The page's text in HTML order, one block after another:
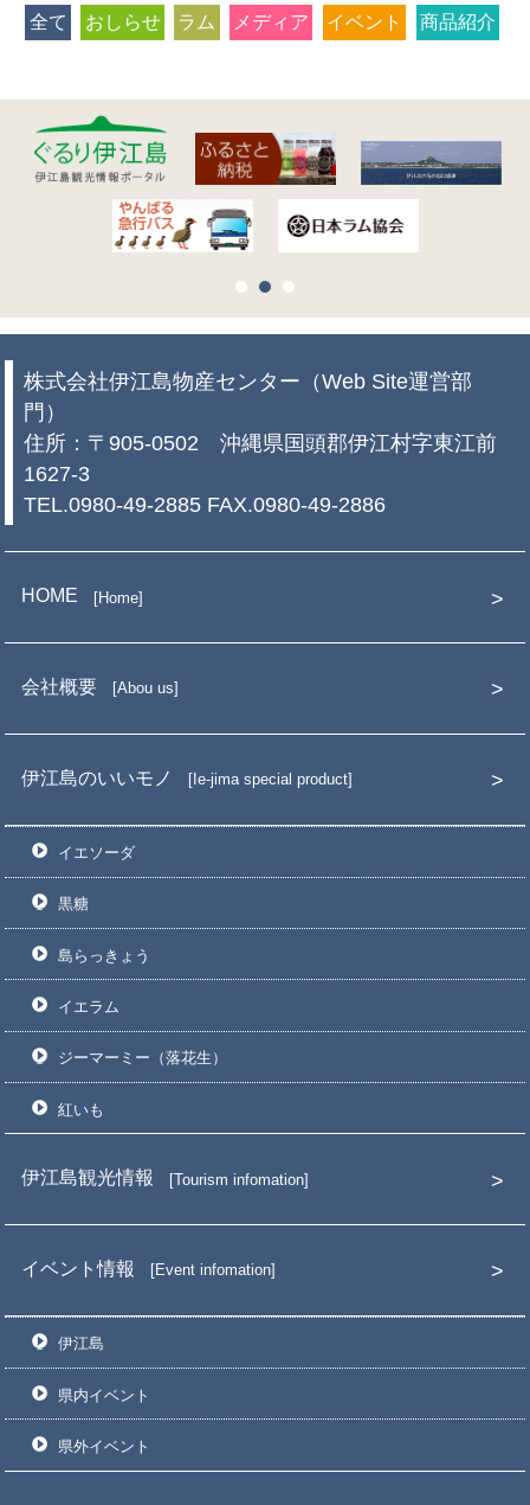
全て おしらせ ラム メディア イベント 商品紹介
株式会社伊江島物産センター（Web Site運営部
門）
住所：〒905-0502 沖縄県国頭郡伊江村字東江前
1627-3
TEL.0980-49-2885 FAX.0980-49-2886
HOME Home
会社概要 Abou us
伊江島のいいモノ Ie-jima special product
イエソーダ
黒糖
島らっきょう
イエラム
ジーマーミー（落花生）
紅いも
伊江島観光情報 Tourism infomation
イベント情報 Event infomation
伊江島
県内イベント
県外イベント